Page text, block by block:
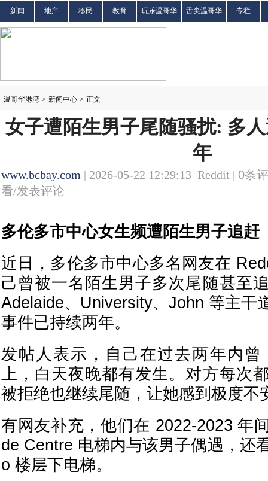
新闻 地产 移民 教育 玩乐温哥华 舌尖温哥华 专栏
温哥华港湾 > 新闻中心 > 正文
女子遭陌生男子尾随骚扰: 多
年
www.bcbay.com | 2026-05-22 12:29:13 Reddit | 0条
看/发表评论
多伦多市中心女生频遭陌生男子追赶
近日，多伦多市中心多名网友在
己曾被一名陌生男子多次尾随甚至
Adelaide、University、John 等主干
事件已持续两年。
发帖人表示，自己在过去两年内
上，白天夜晚都有发生。对方每次
被拒绝也继续尾随，让她感到极度不
有网友补充，他们在 2022-2023 年
de Centre 电梯内与该男子偶遇，还
o 楼层下电梯。